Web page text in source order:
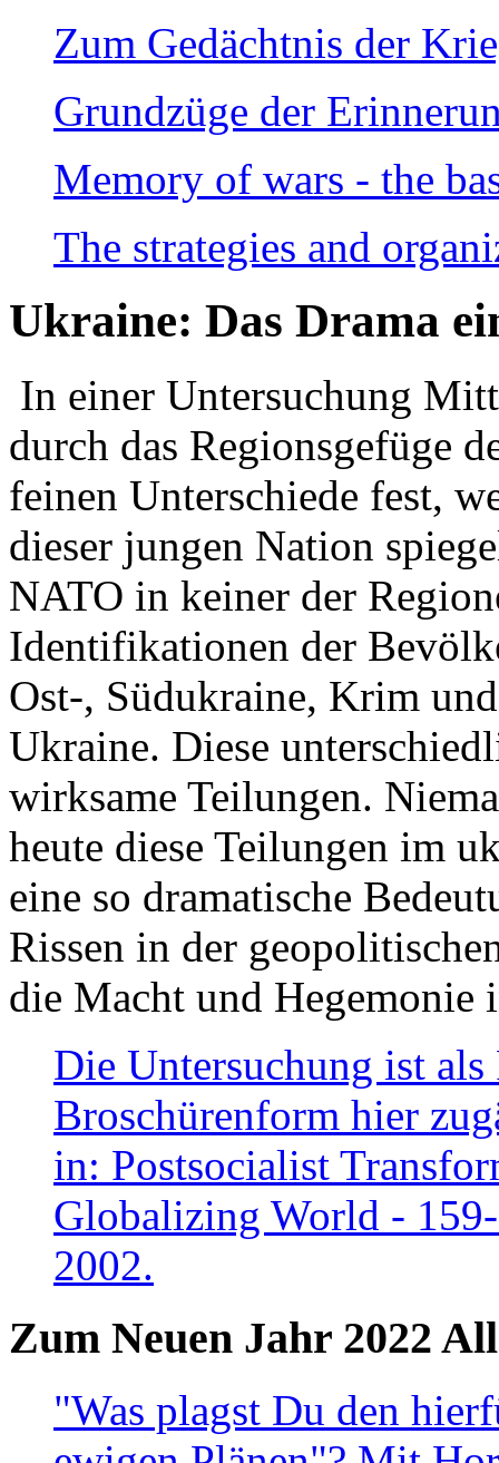
Zum Gedächtnis der
Grundzüge der
Memory of wars - the
The strategies and
Ukraine: Das Drama
In einer Untersuchung
durch das Regionsgefüge
feinen Unterschiede fest,
dieser jungen Nation
NATO in keiner der
Identifikationen der
Ost-, Südukraine, Krim
Ukraine. Diese
wirksame Teilungen.
heute diese Teilungen im
eine so dramatische
Rissen in der
die Macht und Hegemonie
Die Untersuchung ist
Broschürenform hier
in: Postsocialist
Globalizing World -
2002.
Zum Neuen Jahr 2022
"Was plagst Du den